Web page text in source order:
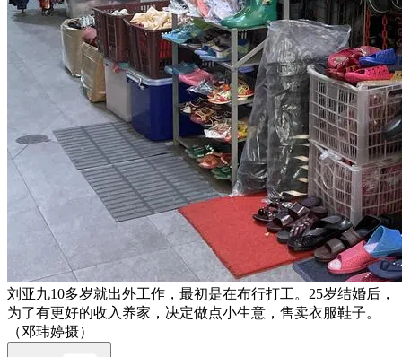
刘亚九10多岁就出外工作，最初是在布行打工。25岁结婚后，
为了有更好的收入养家，决定做点小生意，售卖衣服鞋子。
（邓玮婷摄）